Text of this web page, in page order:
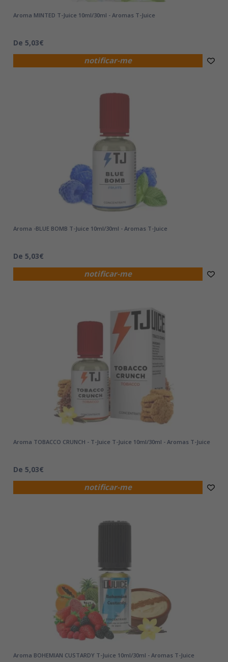
notificar-me
Aroma MINTED T-Juice 10ml/30ml - Aromas T-Juice
De 5,03€
notificar-me
Aroma -BLUE BOMB T-Juice 10ml/30ml - Aromas T-Juice
De 5,03€
notificar-me
Aroma TOBACCO CRUNCH - T-Juice T-Juice 10ml/30ml - Aromas T-Juice
De 5,03€
Aroma BOHEMIAN CUSTARDY T-Juice 10ml/30ml - Aromas T-Juice